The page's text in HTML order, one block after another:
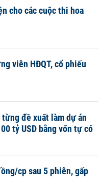
cho các cuộc thi hoa
viên HĐQT, cổ phiếu
đề xuất làm dự án
tỷ USD bằng vốn tự có
cp sau 5 phiên, gấp